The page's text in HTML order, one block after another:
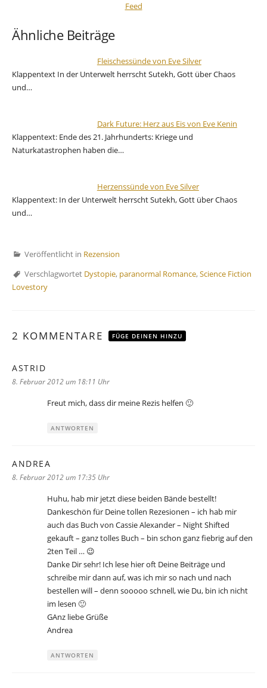
Ähnliche Beiträge
Fleischessünde von Eve Silver
Klappentext In der Unterwelt herrscht Sutekh, Gott über Chaos
und…
Dark Future: Herz aus Eis von Eve Kenin
Klappentext: Ende des 21. Jahrhunderts: Kriege und
Naturkatastrophen haben die…
Herzenssünde von Eve Silver
Klappentext: In der Unterwelt herrscht Sutekh, Gott über Chaos
und…
Veröffentlicht in Rezension
Verschlagwortet Dystopie, paranormal Romance,Science Fiction
Lovestory
2 KOMMENTARE FÜGE DEINEN HINZU
ASTRID
8. Februar 2012 um 18:11 Uhr
Freut mich, dass dir meine Rezis helfen 🙂
ANTWORTEN
ANDREA
8. Februar 2012 um 17:35 Uhr
Huhu, hab mir jetzt diese beiden Bände bestellt!
Dankeschön für Deine tollen Rezesionen – ich hab mir
auch das Buch von Cassie Alexander – Night Shifted
gekauft – ganz tolles Buch – bin schon ganz fiebrig auf den
2ten Teil … 😉
Danke Dir sehr! Ich lese hier oft Deine Beiträge und
schreibe mir dann auf, was ich mir so nach und nach
bestellen will – denn sooooo schnell, wie Du, bin ich nicht
im lesen 🙂
GAnz liebe Grüße
Andrea
ANTWORTEN